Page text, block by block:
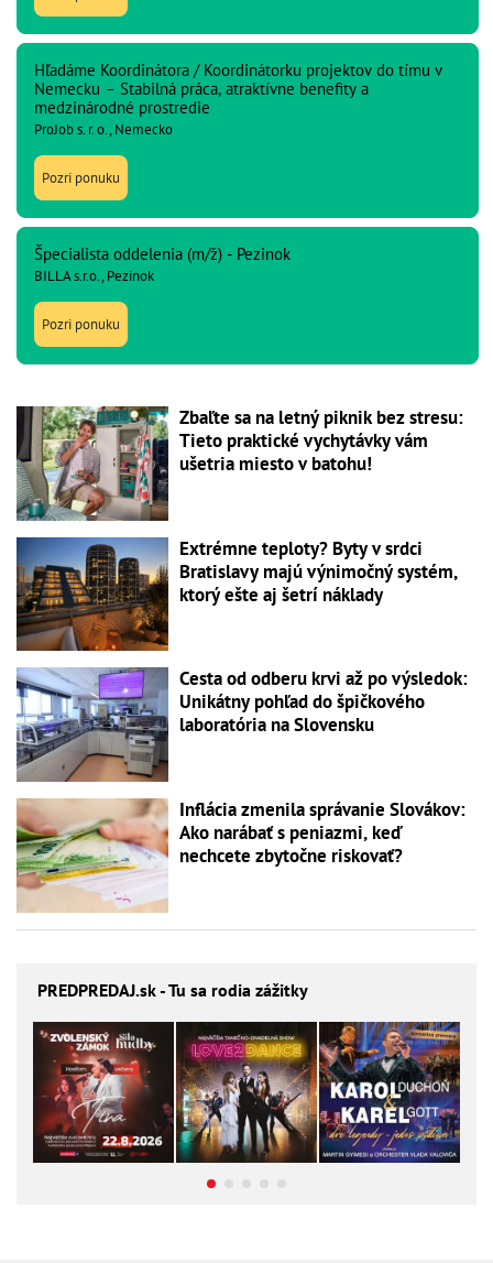
Hľadáme Koordinátora / Koordinátorku projektov do tímu v
Nemecku – Stabilná práca, atraktívne benefity a
medzinárodné prostredie
ProJob s. r. o., Nemecko
Pozri ponuku
Špecialista oddelenia (m/ž) - Pezinok
BILLA s.r.o., Pezinok
Pozri ponuku
Zbaľte sa na letný piknik bez stresu:
Tieto praktické vychytávky vám
ušetria miesto v batohu!
Extrémne teploty? Byty v srdci
Bratislavy majú výnimočný systém,
ktorý ešte aj šetrí náklady
Cesta od odberu krvi až po výsledok:
Unikátny pohľad do špičkového
laboratória na Slovensku
Inflácia zmenila správanie Slovákov:
Ako narábať s peniazmi, keď
nechcete zbytočne riskovať?
PREDPREDAJ.sk - Tu sa rodia zážitky